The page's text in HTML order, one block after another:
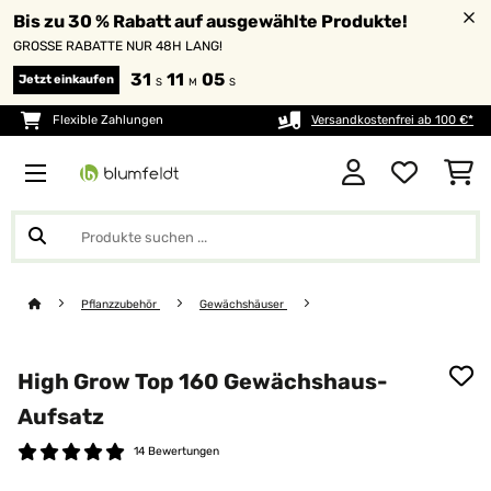
Bis zu 30 % Rabatt auf ausgewählte Produkte!
GROSSE RABATTE NUR 48H LANG!
Jetzt einkaufen 31 S 11 M 05 S
Flexible Zahlungen Versandkostenfrei ab 100 €*
Pflanzzubehör Gewächshäuser
High Grow Top 160 Gewächshaus-
Aufsatz
14 Bewertungen